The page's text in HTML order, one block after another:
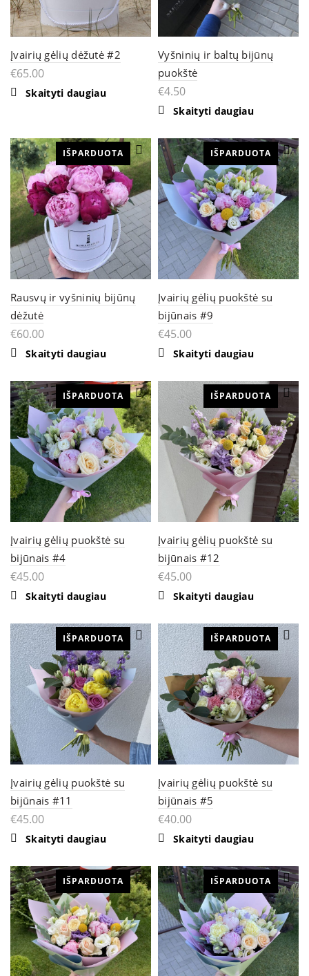
Įvairių gėlių dėžutė #2
€65.00
Skaityti daugiau
Vyšninių ir baltų bijūnų
puokštė
€4.50
Skaityti daugiau
IŠPARDUOTA
Rausvų ir vyšninių bijūnų
dėžutė
€60.00
Skaityti daugiau
IŠPARDUOTA
Įvairių gėlių puokštė su
bijūnais #9
€45.00
Skaityti daugiau
IŠPARDUOTA
Įvairių gėlių puokštė su
bijūnais #4
€45.00
Skaityti daugiau
IŠPARDUOTA
Įvairių gėlių puokštė su
bijūnais #12
€45.00
Skaityti daugiau
IŠPARDUOTA
Įvairių gėlių puokštė su
bijūnais #11
€45.00
Skaityti daugiau
IŠPARDUOTA
Įvairių gėlių puokštė su
bijūnais #5
€40.00
Skaityti daugiau
IŠPARDUOTA IŠPARDUOTA